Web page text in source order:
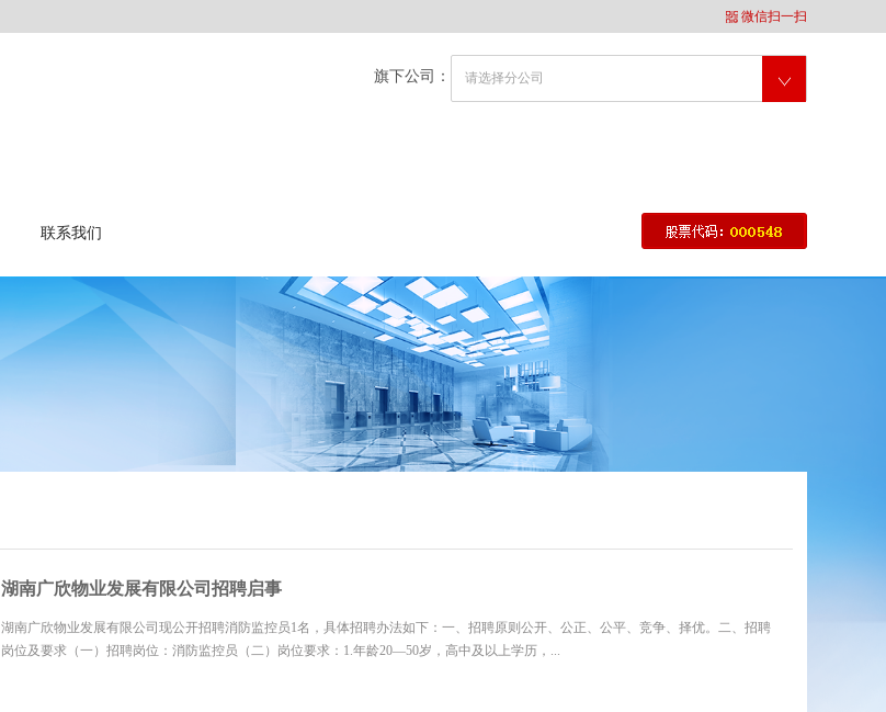
微信扫一扫
旗下公司： 请选择分公司
联系我们
湖南广欣物业发展有限公司招聘启事
湖南广欣物业发展有限公司现公开招聘消防监控员1名，具体招聘办法如下：一、招聘原则公开、公正、公平、竞争、择优。二、招聘
岗位及要求（一）招聘岗位：消防监控员（二）岗位要求：1.年龄20—50岁，高中及以上学历，...